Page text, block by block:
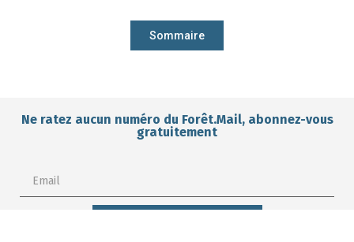
Sommaire
Ne ratez aucun numéro du Forêt.Mail, abonnez-vous
gratuitement